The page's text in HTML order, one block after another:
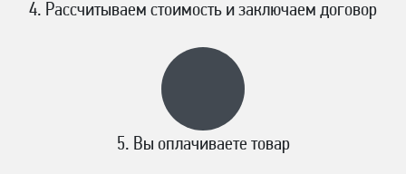
Рассчитываем стоимость и заключаем договор
Вы оплачиваете товар